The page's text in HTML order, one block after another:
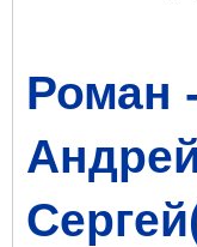
Роман